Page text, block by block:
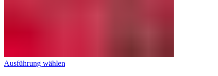
Ausführung wählen